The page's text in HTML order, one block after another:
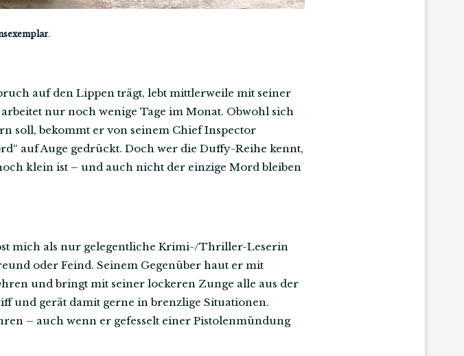
.
auf den Lippen trägt, lebt mittlerweile mit seiner
nur noch wenige Tage im Monat. Obwohl sich
soll, bekommt er von seinem Chief Inspector
auf Auge gedrückt. Doch wer die Duffy-Reihe kennt,
klein ist – und auch nicht der einzige Mord bleiben
mich als nur gelegentliche Krimi-/Thriller-Leserin
oder Feind. Seinem Gegenüber haut er mit
und bringt mit seiner lockeren Zunge alle aus der
und gerät damit gerne in brenzlige Situationen.
– auch wenn er gefesselt einer Pistolenmündung